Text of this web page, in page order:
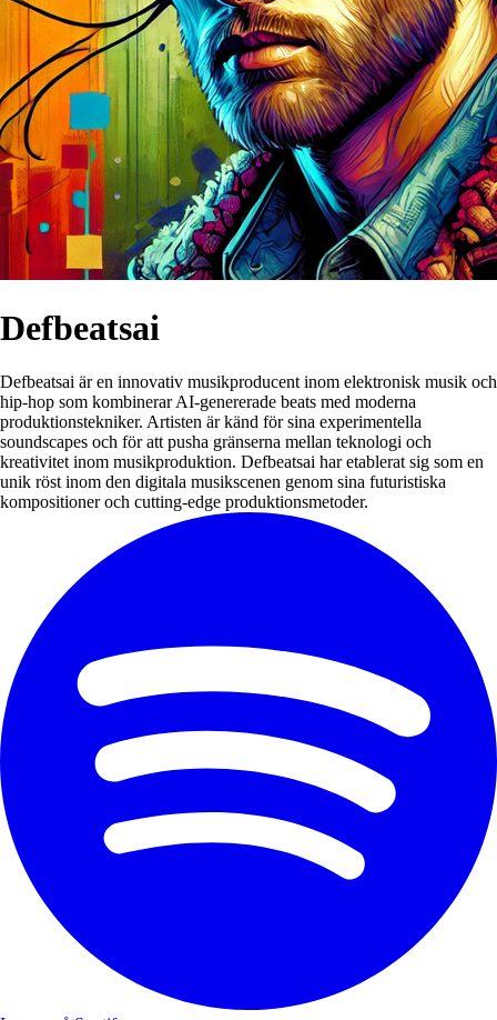
Defbeatsai
Defbeatsai är en innovativ musikproducent inom elektronisk musik och
hip-hop som kombinerar AI-genererade beats med moderna
produktionstekniker. Artisten är känd för sina experimentella
soundscapes och för att pusha gränserna mellan teknologi och
kreativitet inom musikproduktion. Defbeatsai har etablerat sig som en
unik röst inom den digitala musikscenen genom sina futuristiska
kompositioner och cutting-edge produktionsmetoder.